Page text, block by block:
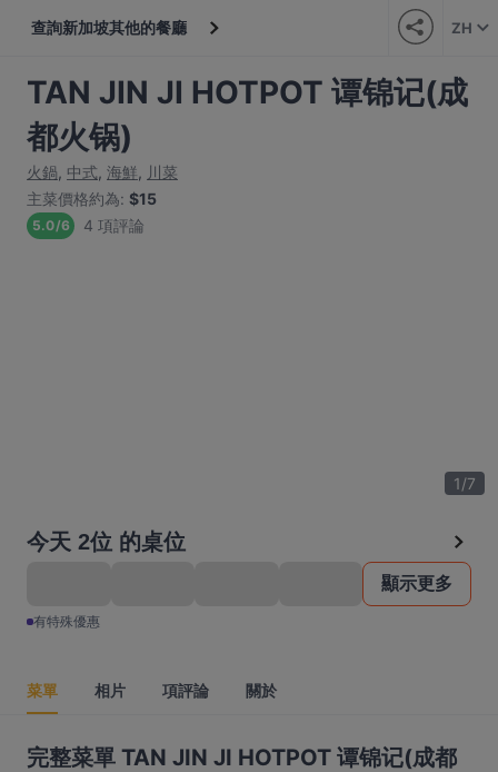
查詢新加坡其他的餐廳 ZH
TAN JIN JI HOTPOT 谭锦记(成
都火锅)
火鍋, 中式, 海鮮, 川菜
主菜價格約為: $15
5.0/6 4 項評論
1/7
今天 2位 的桌位
顯示更多
有特殊優惠
菜單 相片 項評論 關於
完整菜單 TAN JIN JI HOTPOT 谭锦记(成都